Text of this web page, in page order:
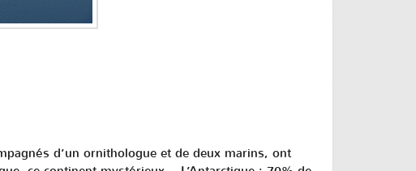
d’un ornithologue et de deux marins, ont